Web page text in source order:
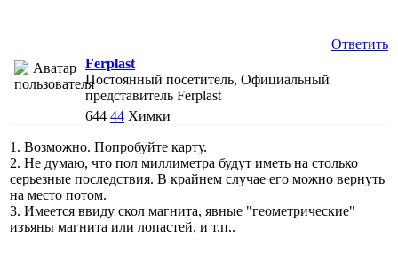
Ответить
Ferplast
Постоянный посетитель, Официальный
представитель Ferplast
644 44 Химки
1. Возможно. Попробуйте карту.
2. Не думаю, что пол миллиметра будут иметь на столько
серьезные последствия. В крайнем случае его можно вернуть
на место потом.
3. Имеется ввиду скол магнита, явные "геометрические"
изъяны магнита или лопастей, и т.п..